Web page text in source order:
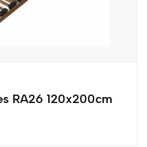
RA26 120x200cm